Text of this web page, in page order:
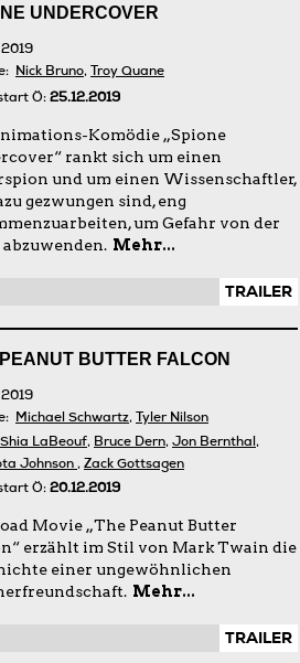
UNDERCOVER
Nick Bruno, Troy Quane
Ö: 25.12.2019
Komödie „Spione
rankt sich um einen
und um einen Wissenschaftler,
gezwungen sind, eng
um Gefahr von der
Mehr...
TRAILER
BUTTER FALCON
Michael Schwartz, Tyler Nilson
Shia LaBeouf, Bruce Dern, Jon Bernthal,
Johnson, Zack Gottsagen
Ö: 20.12.2019
Movie „The Peanut Butter
erzählt im Stil von Mark Twain die
einer ungewöhnlichen
Mehr...
TRAILER